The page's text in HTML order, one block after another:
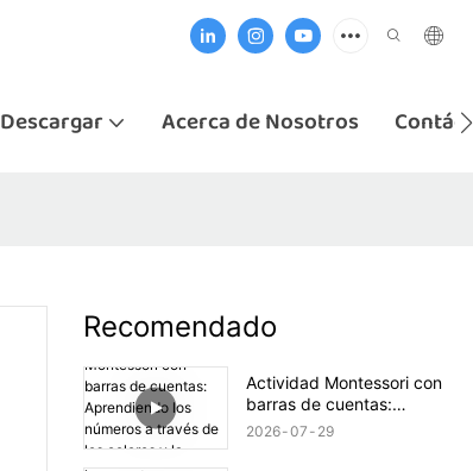
Descargar Acerca de Nosotros
Recomendado
Actividad Montessori con
barras de cuentas:
Aprendiendo los números
2026 07 29